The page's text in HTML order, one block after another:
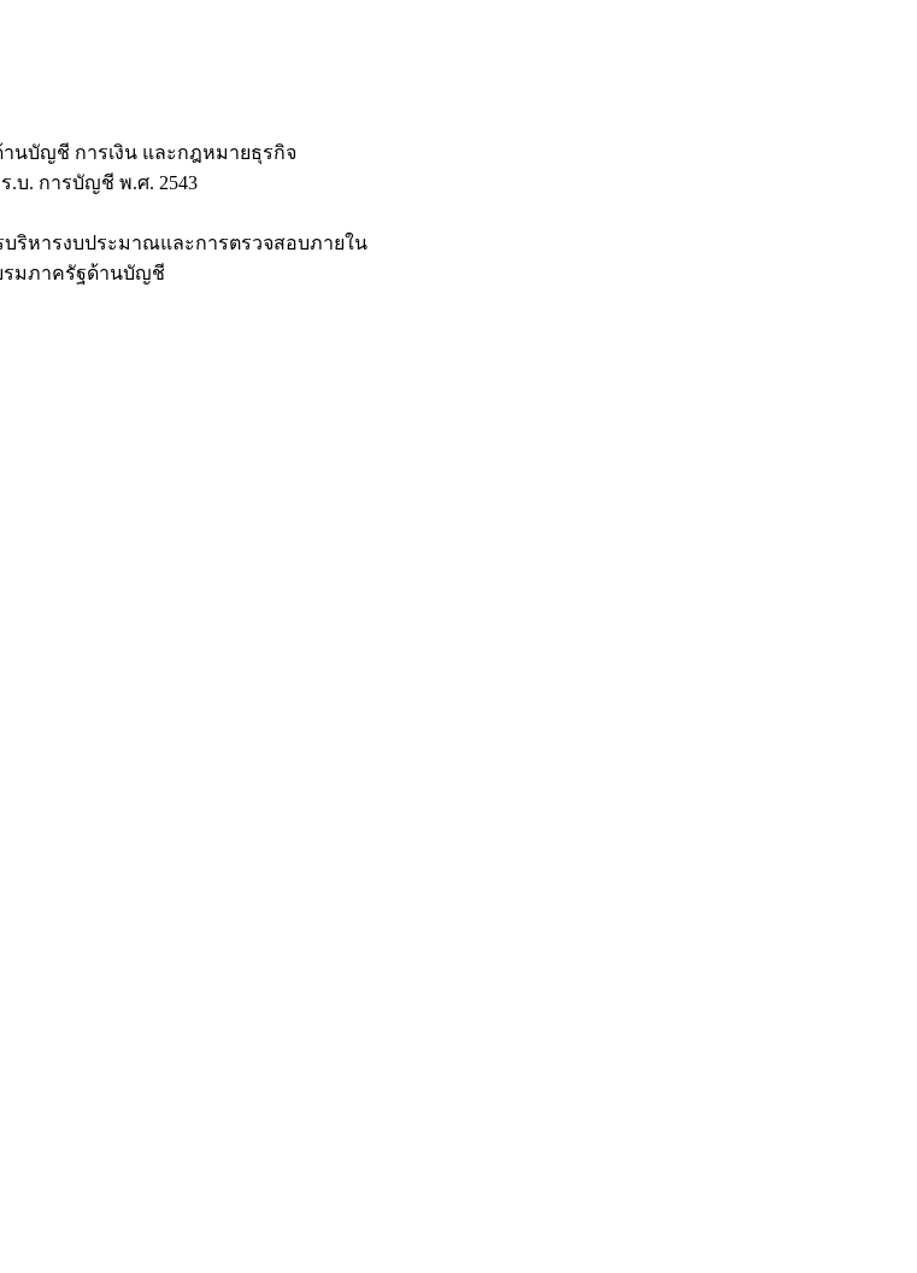
นบัญชี การเงิน และกฎหมายธุรกิจ
บ. การบัญชี พ.ศ. 2543
ริหารงบประมาณและการตรวจสอบภายใน
รมภาครัฐด้านบัญชี